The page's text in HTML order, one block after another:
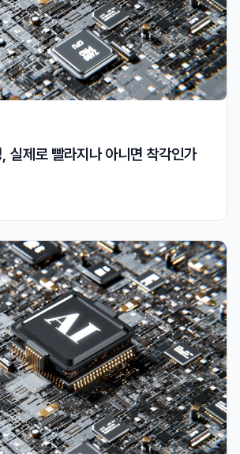
실제로 빨라지나 아니면 착각인가